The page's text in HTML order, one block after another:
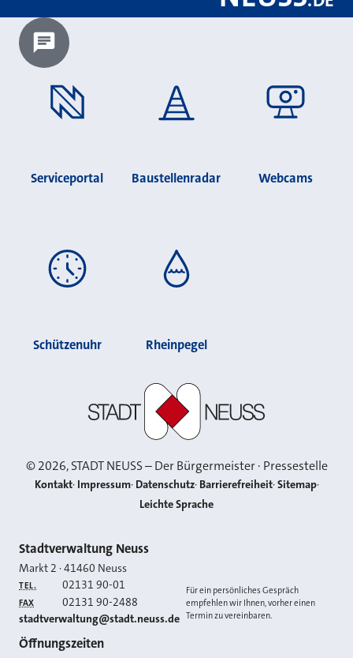
Chatbot laden?
Serviceportal Baustellenradar Webcams
Schützenuhr Rheinpegel
©2026, STADT NEUSS – Der Bürgermeister · Pressestelle
Kontakt Impressum Datenschutz Barrierefreiheit Sitemap
Leichte Sprache
Kontakt
Stadtverwaltung Neuss
Markt 2 ·41460 Neuss
TEL. 02131 90-01
FAX 02131 90-2488
E-MAIL
stadtverwaltung@stadt.neuss.de
Für ein persönliches Gespräch
empfehlen wir Ihnen, vorher einen
Termin zu vereinbaren.
Öffnungszeiten